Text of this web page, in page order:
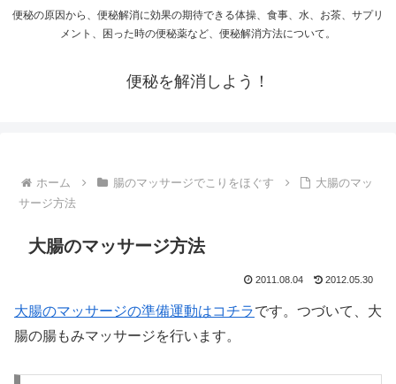
便秘の原因から、便秘解消に効果の期待できる体操、食事、水、お茶、サプリ
メント、困った時の便秘薬など、便秘解消方法について。
便秘を解消しよう！
ホーム 腸のマッサージでこりをほぐす
大腸のマッ
サージ方法
大腸のマッサージ方法
2011.08.04 2012.05.30
大腸のマッサージの準備運動はコチラです。つづいて、大
腸の腸もみマッサージを行います。